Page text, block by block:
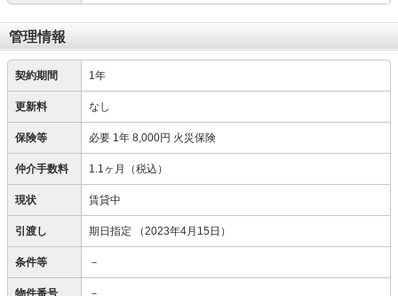
管理情報
契約期間 1年
更新料 なし
保険等 必要 1年 8,000円 火災保険
仲介手数料 1.1ヶ月（税込）
現状 賃貸中
引渡し 期日指定 （2023年4月15日）
条件等 －
物件番号 －